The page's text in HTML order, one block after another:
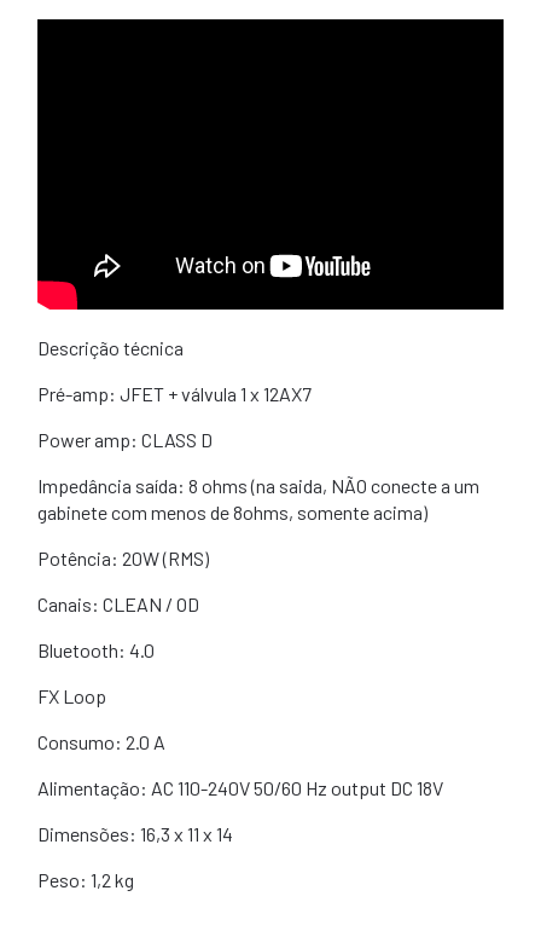
Descrição técnica
Pré-amp: JFET + válvula 1 x 12AX7
Power amp: CLASS D
Impedância saída: 8 ohms (na saida, NÃO conecte a um
gabinete com menos de 8ohms, somente acima)
Potência: 20W (RMS)
Canais: CLEAN / OD
Bluetooth: 4.0
FX Loop
Consumo: 2.0 A
Alimentação: AC 110-240V 50/60 Hz output DC 18V
Dimensões: 16,3 x 11 x 14
Peso: 1,2 kg